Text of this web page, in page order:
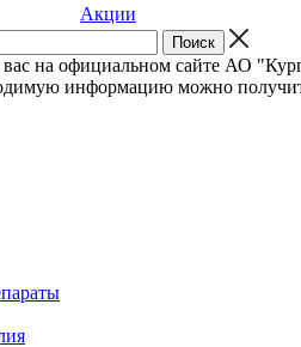
Акции
на официальном сайте АО
информацию можно